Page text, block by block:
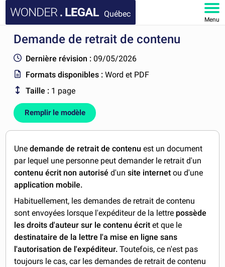
Québec
Menu
ACCUEIL
DOCUMENTS
FAQ
MON COMPTE
Demande de retrait de contenu
Dernière révision : 09/05/2026
Formats disponibles :Word et PDF
Taille : 1 page
Remplir le modèle
Unedemande de retrait de contenu est un document
par lequel une personne peut demander le retrait d'un
contenu écrit non autorisé d'un site internet ou d'une
application mobile.
Habituellement, les demandes de retrait de contenu
sont envoyées lorsque l'expéditeur de la lettre possède
les droits d'auteur sur le contenu écrit et que le
destinataire de la lettre l'a mise en ligne sans
l'autorisation de l'expéditeur. Toutefois, ce n'est pas
toujours le cas, car les demandes de retrait de contenu